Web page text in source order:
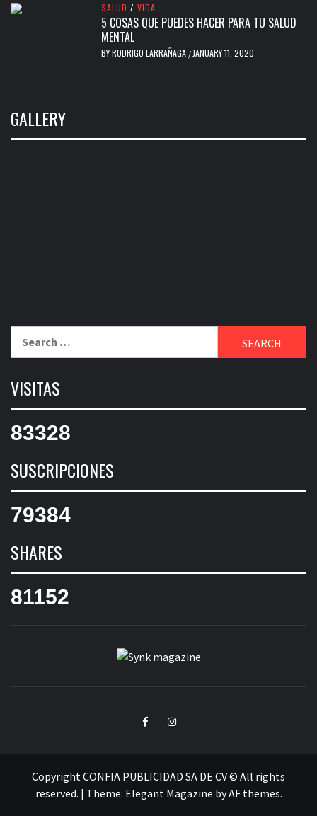
SALUD / VIDA
5 COSAS QUE PUEDES HACER PARA TU SALUD
MENTAL
BYRODRIGO LARRAÑAGA / JANUARY 11, 2020
GALLERY
VISITAS
83328
SUSCRIPCIONES
79384
SHARES
81152
FacebookInstagram
Copyright CONFIA PUBLICIDAD SA DE CV © All rights
reserved. | Theme: Elegant Magazine byAF themes.